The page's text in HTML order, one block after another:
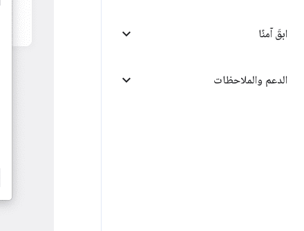
ابقَ آمنًا
الدعم والملاحظات